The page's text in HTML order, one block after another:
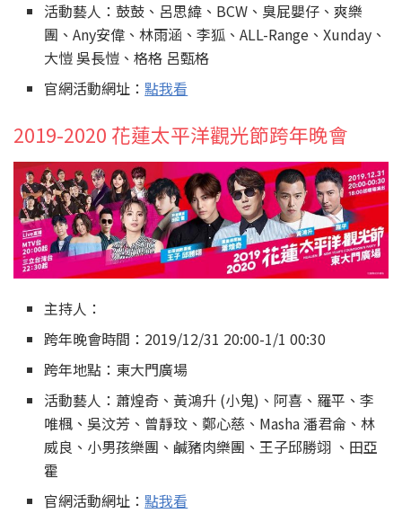
活動藝人：鼓鼓、呂思緯、BCW、臭屁嬰仔、爽樂
團、Any安偉、林雨涵、李狐、ALL-Range、Xunday、
大愷 吳長愷、格格 呂甄格
官網活動網址：點我看
2019-2020 花蓮太平洋觀光節跨年晚會
主持人：
跨年晚會時間：2019/12/31 20:00-1/1 00:30
跨年地點：東大門廣場
活動藝人：蕭煌奇、黃鴻升 (小鬼)、阿喜、羅平、李
唯楓、吳汶芳、曾靜玟、鄭心慈、Masha 潘君侖、林
威良、小男孩樂團、鹹豬肉樂團、王子邱勝翊 、田亞
霍
官網活動網址：點我看